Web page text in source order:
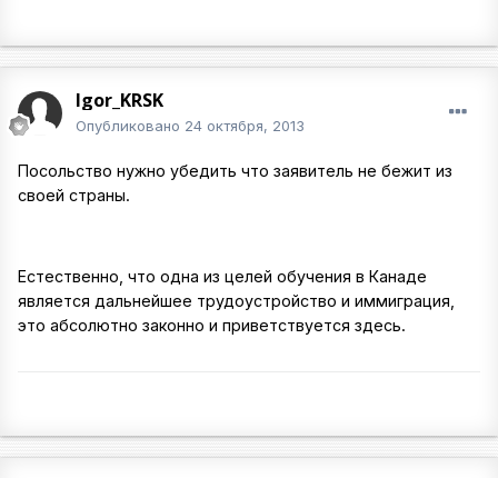
Igor_KRSK
Опубликовано 24 октября, 2013
Посольство нужно убедить что заявитель не бежит из
своей страны.
Естественно, что одна из целей обучения в Канаде
является дальнейшее трудоустройство и иммиграция,
это абсолютно законно и приветствуется здесь.